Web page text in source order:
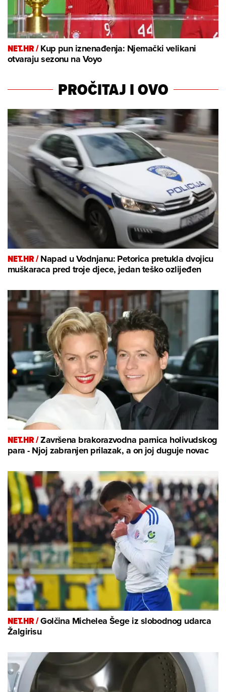
NET.HR /Kup pun iznenađenja: Njemački velikani
otvaraju sezonu na Voyo
PROČITAJ I OVO
NET.HR /Napad u Vodnjanu: Petorica pretukla dvojicu
muškaraca pred troje djece, jedan teško ozlijeđen
NET.HR /Završena brakorazvodna parnica holivudskog
para - Njoj zabranjen prilazak, a on joj duguje novac
NET.HR /Golčina Michelea Šege iz slobodnog udarca
Žalgirisu